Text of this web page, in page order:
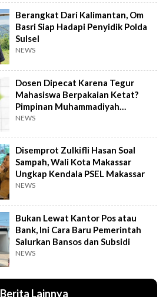
Berangkat Dari Kalimantan, Om
Basri Siap Hadapi Penyidik Polda
Sulsel
NEWS
Dosen Dipecat Karena Tegur
Mahasiswa Berpakaian Ketat?
Pimpinan Muhammadiyah
Investigasi
NEWS
Disemprot Zulkifli Hasan Soal
Sampah, Wali Kota Makassar
Ungkap Kendala PSEL Makassar
NEWS
Bukan Lewat Kantor Pos atau
Bank, Ini Cara Baru Pemerintah
Salurkan Bansos dan Subsidi
NEWS
Berita Lainnya